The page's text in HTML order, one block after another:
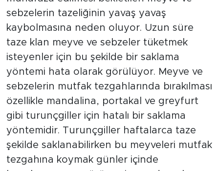
sebzelerin tazeliğinin yavaş yavaş
kaybolmasına neden oluyor. Uzun süre
taze klan meyve ve sebzeler tüketmek
isteyenler için bu şekilde bir saklama
yöntemi hata olarak görülüyor. Meyve ve
sebzelerin mutfak tezgahlarında bırakılması
özellikle mandalina, portakal ve greyfurt
gibi turunçgiller için hatalı bir saklama
yöntemidir. Turunçgiller haftalarca taze
şekilde saklanabilirken bu meyveleri mutfak
tezgahına koymak günler içinde